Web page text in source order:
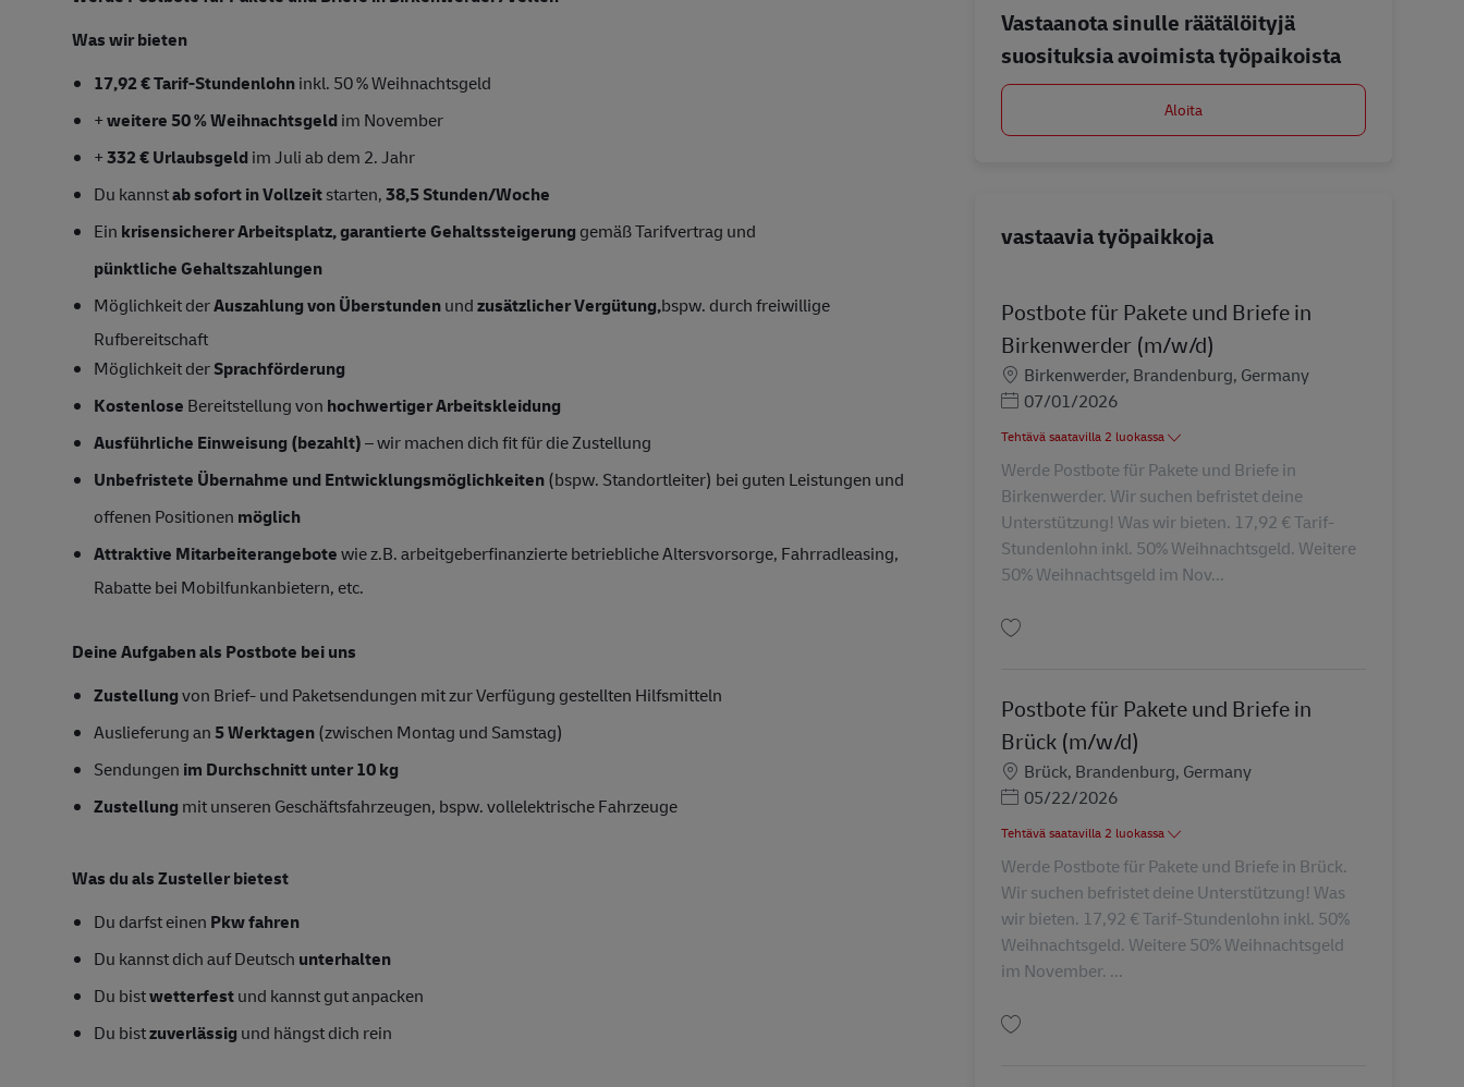
Was wir bieten
17,92 € Tarif-Stundenlohninkl. 50 % Weihnachtsgeld
+weitere 50 % Weihnachtsgeldim November
+332 € Urlaubsgeldim Juli ab dem 2. Jahr
Du kannstab sofortin Vollzeitstarten,38,5 Stunden/Woche
Ein krisensicherer Arbeitsplatz, garantierte Gehaltssteigerung gemäß Tarifvertrag und
pünktliche Gehaltszahlungen
Möglichkeit derAuszahlung von Überstundenundzusätzlicher Vergütung,bspw. durch freiwillige
Rufbereitschaft
Möglichkeit derSprachförderung
Kostenlose Bereitstellung von hochwertiger Arbeitskleidung
Ausführliche Einweisung (bezahlt)– wir machen dich fit für die Zustellung
Unbefristete Übernahme und Entwicklungsmöglichkeiten(bspw. Standortleiter) bei guten Leistungen und
offenen Positionen möglich
Attraktive Mitarbeiterangebotewie z.B. arbeitgeberfinanzierte betriebliche Altersvorsorge, Fahrradleasing,
Rabatte bei Mobilfunkanbietern, etc.
Deine Aufgaben als Postbote bei uns
Zustellungvon Brief- und Paketsendungen mit zur Verfügung gestellten Hilfsmitteln
Auslieferung an5 Werktagen(zwischen Montag und Samstag)
Sendungen im Durchschnitt unter 10 kg
Zustellung mit unseren Geschäftsfahrzeugen, bspw. vollelektrische Fahrzeuge
Was du als Zusteller bietest
Du darfst einen Pkw fahren
Du kannst dich auf Deutsch unterhalten
Du bistwetterfestund kannst gut anpacken
Du bistzuverlässig und hängst dich rein
Vastaanota sinulle räätälöityjä
suosituksia avoimista työpaikoista
Aloita
vastaavia työpaikkoja
Postbote für Pakete und Briefe in
Birkenwerder (m/w/d)
Sijainti
Birkenwerder, Brandenburg, Germany
Posted Date
07/01/2026
Tehtävä saatavilla 2 luokassa
Werde Postbote für Pakete und Briefe in
Birkenwerder. Wir suchen befristet deine
Unterstützung! Was wir bieten. 17,92 € Tarif-
Stundenlohn inkl. 50% Weihnachtsgeld. Weitere
50% Weihnachtsgeld im Nov...
Postbote für Pakete und Briefe in
Brück (m/w/d)
SijaintiBrück, Brandenburg, Germany
Posted Date
05/22/2026
Tehtävä saatavilla 2 luokassa
Werde Postbote für Pakete und Briefe in Brück.
Wir suchen befristet deine Unterstützung! Was
wir bieten. 17,92 € Tarif-Stundenlohn inkl. 50%
Weihnachtsgeld. Weitere 50% Weihnachtsgeld
im November. ...